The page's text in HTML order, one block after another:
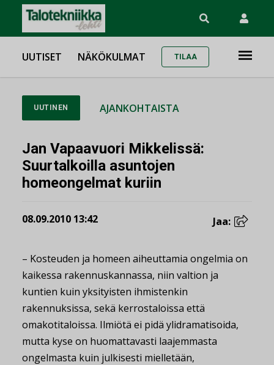
UUTISET NÄKÖKULMAT TILAA
UUTINEN AJANKOHTAISTA
Jan Vapaavuori Mikkelissä:
Suurtalkoilla asuntojen
homeongelmat kuriin
08.09.2010 13:42 Jaa:
– Kosteuden ja homeen aiheuttamia ongelmia on
kaikessa rakennuskannassa, niin valtion ja
kuntien kuin yksityisten ihmistenkin
rakennuksissa, sekä kerrostaloissa että
omakotitaloissa. Ilmiötä ei pidä ylidramatisoida,
mutta kyse on huomattavasti laajemmasta
ongelmasta kuin julkisesti mielletään,